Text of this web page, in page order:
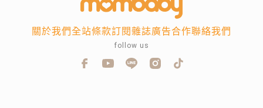
關於我們全站條款訂閱雜誌廣告合作聯絡我們
follow us